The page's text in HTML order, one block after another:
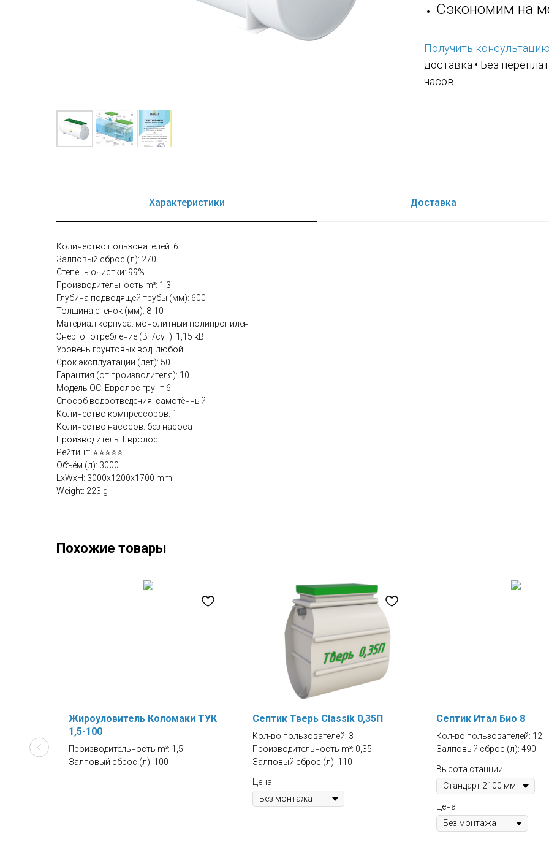
Сэкономим на
Получить консультацию
доставка • Без
часов
Характеристики Доставка
Количество пользователей: 6
Залповый сброс (л): 270
Степень очистки: 99%
Производительность m³: 1.3
Глубина подводящей трубы (мм): 600
Толщина стенок (мм): 8-10
Материал корпуса: монолитный полипропилен
Энергопотребление (Вт/сут): 1,15 кВт
Уровень грунтовых вод: любой
Срок эксплуатации (лет): 50
Гарантия (от производителя): 10
Модель ОС: Евролос грунт 6
Способ водоотведения: самотёчный
Количество компрессоров: 1
Количество насосов: без насоса
Производитель: Евролос
Рейтинг: ⭐⭐⭐⭐⭐
Объём (л): 3000
LxWxH: 3000x1200x1700 mm
Weight: 223 g
Похожие товары
Жироуловитель Коломаки ТУК
1,5-100
Производительность m³: 1,5
Залповый сброс (л): 100
Септик Тверь Classik 0,35П
Кол-во пользователей: 3
Производительность m³: 0,35
Залповый сброс (л): 110
Цена
Септик Итал Био 8
Кол-во пользователей: 12
Залповый сброс (л): 490
Высота станции
Цена